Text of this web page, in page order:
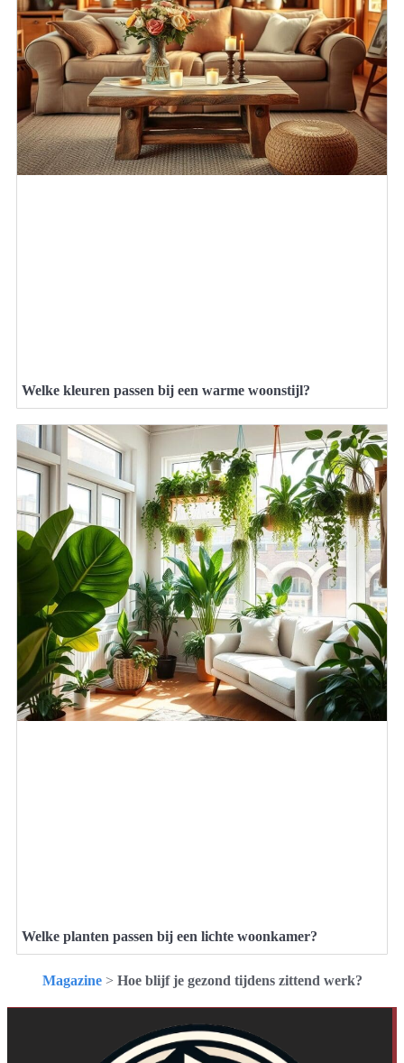
Welke kleuren passen bij een warme woonstijl?
Welke planten passen bij een lichte woonkamer?
Magazine> Hoe blijf je gezond tijdens zittend werk?